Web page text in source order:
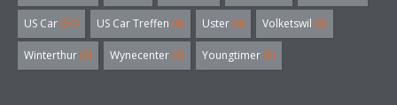
US Car (57) US Car Treffen (6) Uster (4) Volketswil (3)
Winterthur (3) Wynecenter (3) Youngtimer (5)